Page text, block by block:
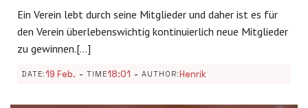
Ein Verein lebt durch seine Mitglieder und daher ist es für
den Verein überlebenswichtig kontinuierlich neue Mitglieder
zu gewinnen.[…]
DATE:19 Feb. - TIME18:01 - AUTHOR:Henrik